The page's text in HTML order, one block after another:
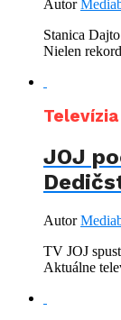
Autor
Stanica
Nielen
Televízia
JOJ
Autor
TV JOJ
Aktuálne